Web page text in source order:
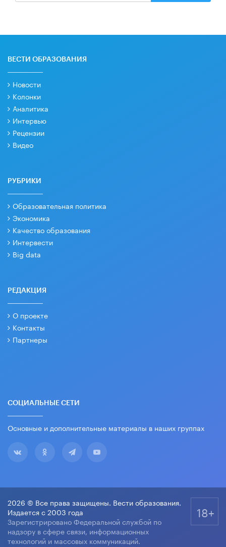
ВЕСТИ ОБРАЗОВАНИЯ
Новости
Колонки
Аналитика
Интервью
Рецензии
Видео
РУБРИКИ
Образовательная политика
Экономика
Качество образования
Интервести
Big data
РЕДАКЦИЯ
О проекте
Контакты
Партнеры
СОЦИАЛЬНЫЕ СЕТИ
Основные и дополнительные материалы в наших группах
2026 © Все права защищены. Вести образования.
Издается с 2003 года
Зарегистрировано Федеральной службой по
надзору в сфере связи, информационных
технологий и массовых коммуникаций.
18+